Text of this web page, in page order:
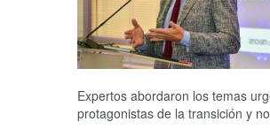
Expertos abordaron los temas
protagonistas de la transición y